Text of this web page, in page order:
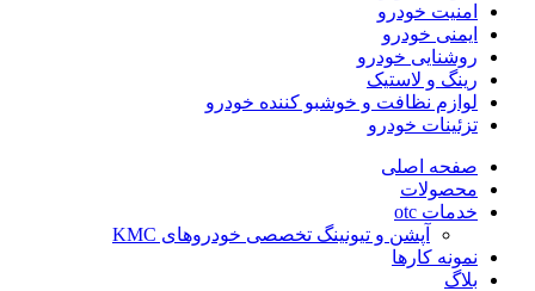
امنیت خودرو
ایمنی خودرو
روشنایی خودرو
رینگ و لاستیک
لوازم نظافت و خوشبو کننده خودرو
تزئینات خودرو
صفحه اصلی
محصولات
خدمات otc
آپشن و تیونینگ تخصصی خودروهای KMC
نمونه کارها
بلاگ